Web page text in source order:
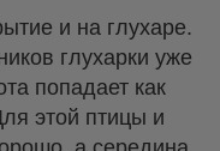
и на глухаре.
глухарки уже
попадает как
этой птицы и